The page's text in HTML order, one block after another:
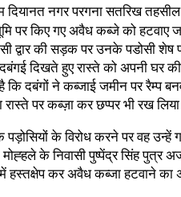
नगर परगना सतरिख
पर किए गए अवैध कब्जे को
द्वार की सड़क पर उनके पडोसी शेष
दिखते हुए रास्ते को अपनी घर
कि दबंगों ने कब्जाई जमीन पर रैम्प
पर कब्ज़ा कर छप्पर भी रख
के विरोध करने पर वह उन्हें
के निवासी पुष्पेंद्र सिंह पुत्र
हस्तक्षेप कर अवैध कब्जा हटवाने का